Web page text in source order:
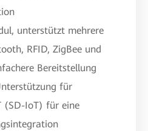
unterstützt mehrere
RFID, ZigBee und
Bereitstellung
für
(SD-IoT) für eine